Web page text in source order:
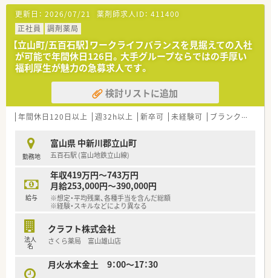
更新日： 2026/07/21 薬剤師求人ID： 411400
正社員
調剤薬局
【立山町/五百石駅】ワークライフバランスを見据えての入社
が可能で年間休日126日。大手グループならではの手厚い
福利厚生が魅力の急募求人です。
検討リストに追加
年間休日120日以上 週32h以上 新卒可 未経験可 ブランク可
勤務地
富山県 中新川郡立山町
五百石駅 (富山地鉄立山線)
給与
年収419万円～743万円
月給253,000円～390,000円
※想定・平均残業、各種手当を含んだ総額
※経験・スキルなどにより異なる
法人
名
クラフト株式会社
さくら薬局 富山雄山店
月火水木金土 9：00～17：30